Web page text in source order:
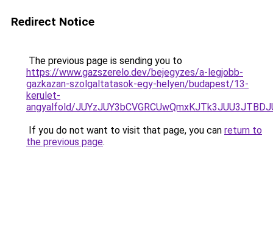
Redirect Notice
The previous page is sending you to
https://www.gazszerelo.dev/bejegyzes/a-legjobb-
gazkazan-szolgaltatasok-egy-helyen/budapest/13-
kerulet-
angyalfold/
If you do not want to visit that page, you can return to
the previous page.